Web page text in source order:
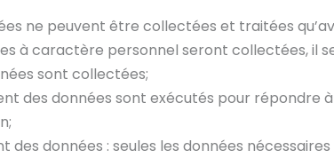
ne peuvent être collectées et traitées
à caractère personnel seront collectées, il
sont collectées;
des données sont exécutés pour répondre
données : seules les données